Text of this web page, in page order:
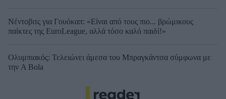
Νέντοβιτς για Γουόκαπ: «Είναι από τους πιο... βρώμικους
παίκτες της EuroLeague, αλλά τόσο καλό παιδί!»
Ολυμπιακός: Τελειώνει άμεσα του Μπραγκάντσα σύμφωνα με
την A Bola